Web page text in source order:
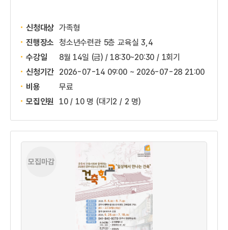
신청대상 가족형
진행장소 청소년수련관 5층 교육실 3,4
수강일
8월 14일 (금) / 18:30~20:30 / 1회기
신청기간 2026-07-14 09:00 ~ 2026-07-28 21:00
비용
무료
모집인원
10 / 10 명 (대기2 / 2 명)
모집마감